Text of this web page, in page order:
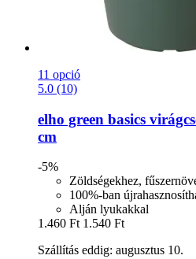
11 opció
5.0 (10)
elho green basics
cm
-5%
Zöldségekhez,
100%-ban
Alján lyukakkal
1.460 Ft 1.540 Ft
Szállítás eddig: augusztus 10.